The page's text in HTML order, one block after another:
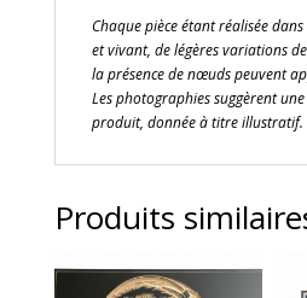
Chaque pièce étant réalisée
et vivant, de légères variations
la présence de nœuds peuvent
Les photographies suggèrent
produit, donnée à titre illustratif.
Produits